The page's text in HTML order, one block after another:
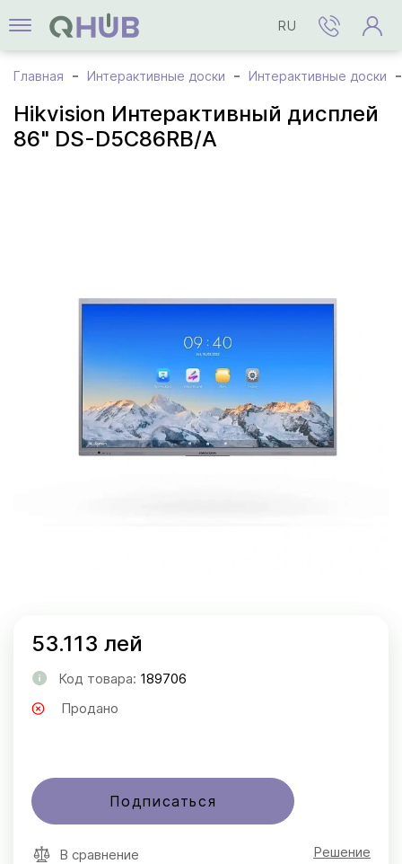
RU
Главная Интерактивные доски Интерактивные доски
Hikvision Интерактивный дисплей
86" DS-D5C86RB/A
53.113 лей
Код товара: 189706
Продано
Подписаться
В сравнение Решение